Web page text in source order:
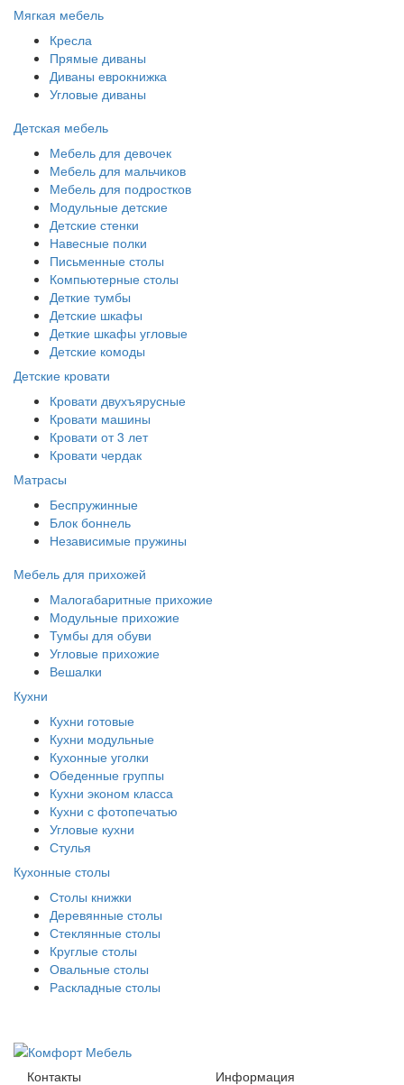
Мягкая мебель
Кресла
Прямые диваны
Диваны еврокнижка
Угловые диваны
Детская мебель
Мебель для девочек
Мебель для мальчиков
Мебель для подростков
Модульные детские
Детские стенки
Навесные полки
Письменные столы
Компьютерные столы
Деткие тумбы
Детские шкафы
Деткие шкафы угловые
Детские комоды
Детские кровати
Кровати двухъярусные
Кровати машины
Кровати от 3 лет
Кровати чердак
Матрасы
Беспружинные
Блок боннель
Независимые пружины
Мебель для прихожей
Малогабаритные прихожие
Модульные прихожие
Тумбы для обуви
Угловые прихожие
Вешалки
Кухни
Кухни готовые
Кухни модульные
Кухонные уголки
Обеденные группы
Кухни эконом класса
Кухни с фотопечатью
Угловые кухни
Стулья
Кухонные столы
Столы книжки
Деревянные столы
Стеклянные столы
Круглые столы
Овальные столы
Раскладные столы
Контакты Информация